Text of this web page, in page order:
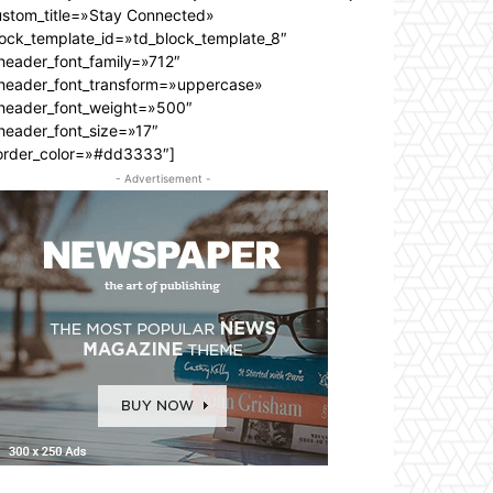
Connected»
- Advertisement -